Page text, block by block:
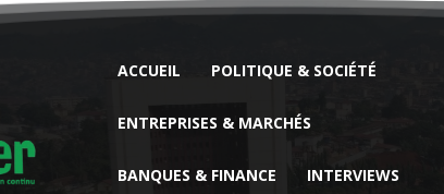
ACCUEIL POLITIQUE & SOCIÉTÉ
ENTREPRISES & MARCHÉS
BANQUES & FINANCE INTERVIEWS